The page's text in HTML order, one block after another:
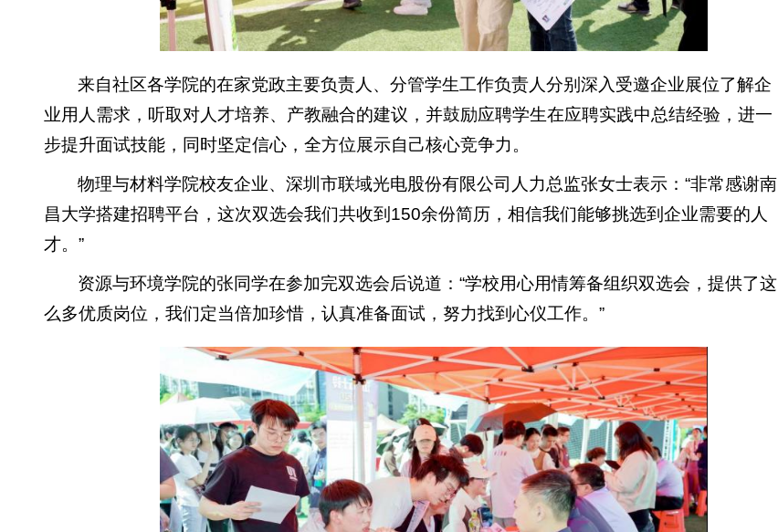
来自社区各学院的在家党政主要负责人、分管学生工作负责人分别深入受邀企业展位了解企
业用人需求，听取对人才培养、产教融合的建议，并鼓励应聘学生在应聘实践中总结经验，进一
步提升面试技能，同时坚定信心，全方位展示自己核心竞争力。
物理与材料学院校友企业、深圳市联域光电股份有限公司人力总监张女士表示：“非常感谢南
昌大学搭建招聘平台，这次双选会我们共收到150余份简历，相信我们能够挑选到企业需要的人
才。”
资源与环境学院的张同学在参加完双选会后说道：“学校用心用情筹备组织双选会，提供了这
么多优质岗位，我们定当倍加珍惜，认真准备面试，努力找到心仪工作。”